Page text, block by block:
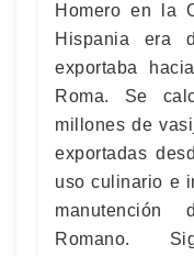
Homero en la
Hispania era
exportaba
Roma. Se
millones de
exportadas
uso culinario e
Romano.